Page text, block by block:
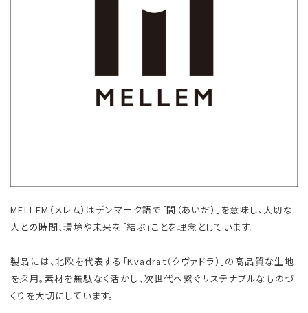
MELLEM（メレム）はデンマーク語で「間（あいだ）」を意味し、大切な
人との時間、環境や未来を「結ぶ」ことを理念としています。
製品には、北欧を代表する「Kvadrat（クヴァドラ）」の高品質な生地
を採用。素材を無駄なく活かし、次世代へ繋ぐサステナブルなものづ
くりを大切にしています。